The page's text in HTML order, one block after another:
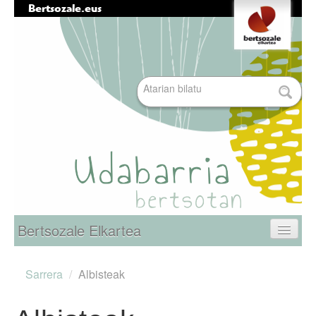
Bertsozale.eus
pertsonalak
Bilatu atarian
Bilaketa
Bertsozale Elkartea
Sarrera / Albisteak